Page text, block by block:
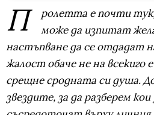
П
ролетта е почти
може да изпитат
настъпване да се отдадат
жалост обаче не на всекиго
срещне сродната си душа.
звездите, за да разберем